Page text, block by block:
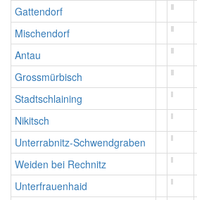
Gattendorf
Mischendorf
Antau
Grossmürbisch
Stadtschlaining
Nikitsch
Unterrabnitz-Schwendgraben
Weiden bei Rechnitz
Unterfrauenhaid